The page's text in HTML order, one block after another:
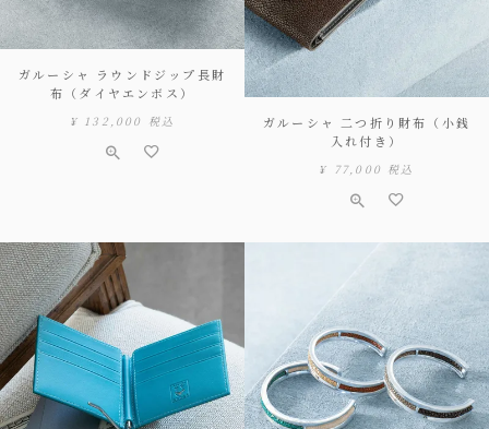
ガルーシャ ラウンドジップ長財
布（ダイヤエンボス）
¥ 132,000 税込
ガルーシャ 二つ折り財布（小銭
入れ付き）
¥ 77,000 税込